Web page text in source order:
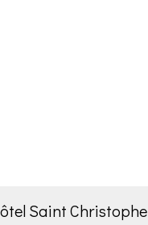
Saint Christophe